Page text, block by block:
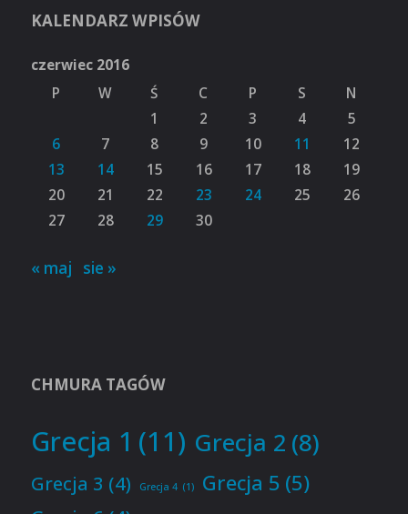
KALENDARZ WPISÓW
czerwiec 2016
P
W Ś C P S
N
1
2 3 4
5
6
7 8 9 10 11
12
13
14 15 16 17 18
19
20
21 22 23 24 25
26
27
28 29 30
« maj sie »
CHMURA TAGÓW
Grecja 1 (11) Grecja 2 (8)
Grecja 3 (4) Grecja 4 (1) Grecja 5 (5)